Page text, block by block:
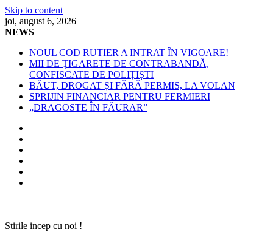
Skip to content
joi, august 6, 2026
NEWS
NOUL COD RUTIER A INTRAT ÎN VIGOARE!
MII DE ȚIGARETE DE CONTRABANDĂ,
CONFISCATE DE POLIȚIȘTI
BĂUT, DROGAT ȘI FĂRĂ PERMIS, LA VOLAN
SPRIJIN FINANCIAR PENTRU FERMIERI
„DRAGOSTE ÎN FĂURAR”
Stirile incep cu noi !